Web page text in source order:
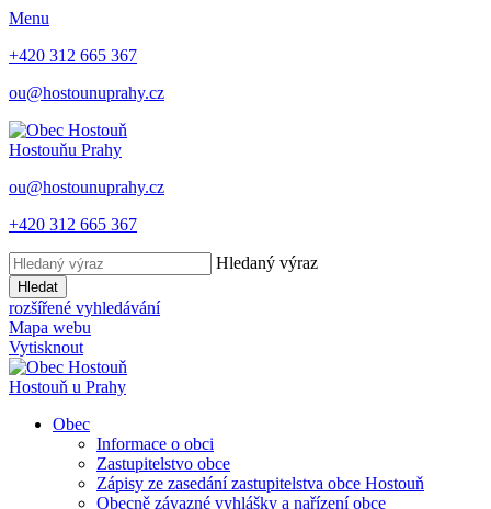
Menu
+420 312 665 367
ou@hostounuprahy.cz
Hostouňu Prahy
ou@hostounuprahy.cz
+420 312 665 367
Hledaný výraz
Hledat
rozšířené vyhledávání
Mapa webu
Vytisknout
Hostouň u Prahy
Obec
Informace o obci
Zastupitelstvo obce
Zápisy ze zasedání zastupitelstva obce Hostouň
Obecně závazné vyhlášky a nařízení obce